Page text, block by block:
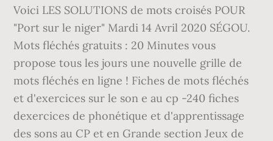
Voici LES SOLUTIONS de mots croisés POUR
"Port sur le niger" Mardi 14 Avril 2020 SÉGOU.
Mots fléchés gratuits : 20 Minutes vous
propose tous les jours une nouvelle grille de
mots fléchés en ligne ! Fiches de mots fléchés
et d'exercices sur le son e au cp -240 fiches
dexercices de phonétique et d'apprentissage
des sons au CP et en Grande section Jeux de